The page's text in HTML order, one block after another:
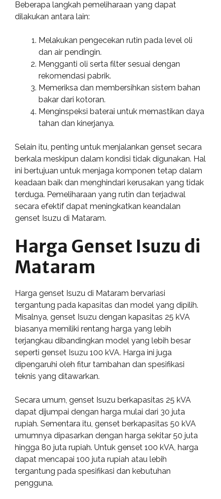
Beberapa langkah pemeliharaan yang dapat
dilakukan antara lain:
Melakukan pengecekan rutin pada level oli
dan air pendingin.
Mengganti oli serta filter sesuai dengan
rekomendasi pabrik.
Memeriksa dan membersihkan sistem bahan
bakar dari kotoran.
Menginspeksi baterai untuk memastikan daya
tahan dan kinerjanya.
Selain itu, penting untuk menjalankan genset secara
berkala meskipun dalam kondisi tidak digunakan. Hal
ini bertujuan untuk menjaga komponen tetap dalam
keadaan baik dan menghindari kerusakan yang tidak
terduga. Pemeliharaan yang rutin dan terjadwal
secara efektif dapat meningkatkan keandalan
genset Isuzu di Mataram.
Harga Genset Isuzu di
Mataram
Harga genset Isuzu di Mataram bervariasi
tergantung pada kapasitas dan model yang dipilih.
Misalnya, genset Isuzu dengan kapasitas 25 kVA
biasanya memiliki rentang harga yang lebih
terjangkau dibandingkan model yang lebih besar
seperti genset Isuzu 100 kVA. Harga ini juga
dipengaruhi oleh fitur tambahan dan spesifikasi
teknis yang ditawarkan.
Secara umum, genset Isuzu berkapasitas 25 kVA
dapat dijumpai dengan harga mulai dari 30 juta
rupiah. Sementara itu, genset berkapasitas 50 kVA
umumnya dipasarkan dengan harga sekitar 50 juta
hingga 80 juta rupiah. Untuk genset 100 kVA, harga
dapat mencapai 100 juta rupiah atau lebih
tergantung pada spesifikasi dan kebutuhan
pengguna.